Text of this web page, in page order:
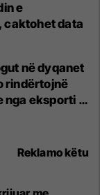
e
caktohet data
në dyqanet
rindërtojnë
nga eksporti i
Reklamo këtu